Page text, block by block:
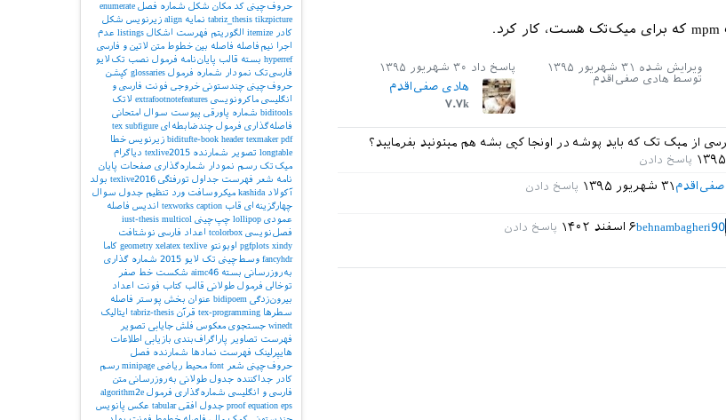
ویرایش شده ۳۱ شهریور ۱۳۹۵
توسط هادی صفی‌اقدم
پاسخ داد ۳۰ شهریور ۱۳۹۵
هادی صفی‌اقدم
۷.۷k
از میک تک که باید پوشه در اونجا کپی بشه هم میتونید بفرمایید؟
۳۱ شهریور ۱۳۹۵
۶ اسفند ۱۴۰۲behnambagheri90
حروف‌چینی کد مکان شکل شماره فصل enumerate
tabriz_thesis tikzpicture نمایه align زیرنویس شکل
کادر
itemize الگوریتم فهرست اشکال listings عدم
اجرا
نیم‌فاصله فاصله بین خطوط متن لاتین و فارسی
hyperref بسته قالب پایان‌نامه فرمول نصب تک‌لایو
فارسی‌تک نمودار شماره فرمول glossaries کپشن
حروف‌چینی چندستونی خروجی فونت فارسی و
انگلیسی ماکرونویسی extrafootnotefeatures لاتک
biditools شماره پاورقی پیوست‌ سوال امتحانی
فاصله‌گذاری فرمول چندضابطه‌ای tex subfigure
biditufte-book header texmaker pdf زیرنویس خطا
longtable تصویر شمارنده texlive2015 دیاگرام
میک‌تک رسم نمودار شماره‌گذاری صفحات پایان
نامه شعر فهرست جداول تورفتگی texlive2016 بولد
آکولاد kashida میکروسافت ورد تنظیم جدول سوال
چهارگزینه‌ای قاب texworks caption اندیس فاصله
عمودی lollipop چپ‌چینی iust-thesis multicol
فصل‌نویسی tcolorbox اعداد فارسی نوشتافت
pgfplots xindy اوبونتو geometry xelatex texlive
کاما
fancyhdr وسط‌چینی تک لایو 2015
شماره گذاری
به‌روزرسانی بسته aimc46 شکست خط صفر
توخالی فرمول طولانی قالب کتاب فونت اعداد
بیرون‌زدگی bidipoem عنوان بخش پوستر
فاصله
سطرها
tex-programming قرآن tabriz-thesis
ایتالیک
winedt جستجوی معکوس فلش جایابی تصویر
فهرست تصاویر
پاراگراف‌بندی بازیابی اطلاعات
هایپرلینک فهرست نمادها
شمارنده فصل
حروف‌چینی شعر font محیط ریاضی minipage رسم
کادر
جداکننده جدول طولانی به‌روزرسانی متن
فارسی و انگلیسی شماره‌گذاری فرمول algorithm2e
proof equation eps جدول افقی tabular عکس پانویس